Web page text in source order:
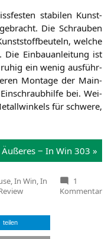
sta­bi­len Kunst­
Die Schrau­ben
wel­che
Die Ein­bau­an­lei­tung ist
ein wenig aus­führ­
Mon­ta­ge der Main­
bei. Wei­
für schwe­re,
Äuße­res ‒ In Win 303 »
,In Win,In
1
Kommentar
teilen